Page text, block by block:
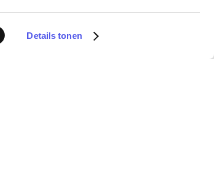
Details tonen